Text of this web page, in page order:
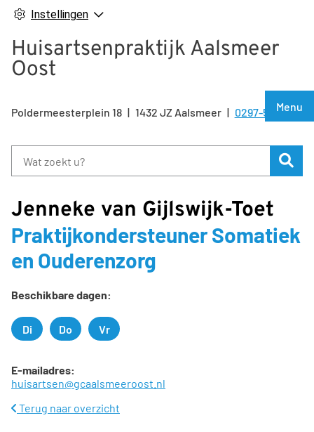
Instellingen
Huisartsenpraktijk Aalsmeer
Oost
Menu
Poldermeesterplein 18 1432 JZ Aalsmeer Tel:
0297-500810
Jenneke van Gijlswijk-Toet
Praktijkondersteuner Somatiek
en Ouderenzorg
Beschikbare dagen:
Dinsdag
Di Donderdag
Do Vrijdag
Vr
E-mailadres:
huisartsen@gcaalsmeeroost.nl
Terug naar overzicht